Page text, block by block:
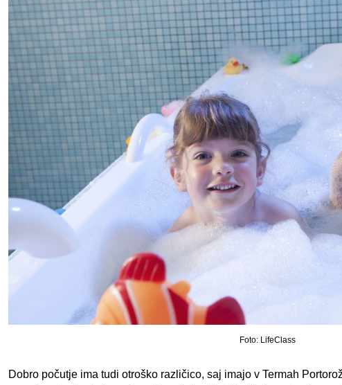
Foto: LifeClass
Dobro počutje ima tudi otroško različico, saj imajo v Termah